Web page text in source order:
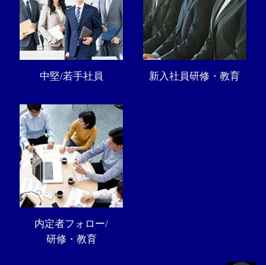
中堅/若手社員 新入社員研修・教育
内定者フォロー/
研修・教育